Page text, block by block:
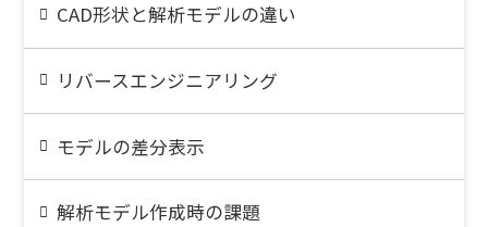
CAD形状と解析モデルの違い
リバースエンジニアリング
モデルの差分表示
解析モデル作成時の課題